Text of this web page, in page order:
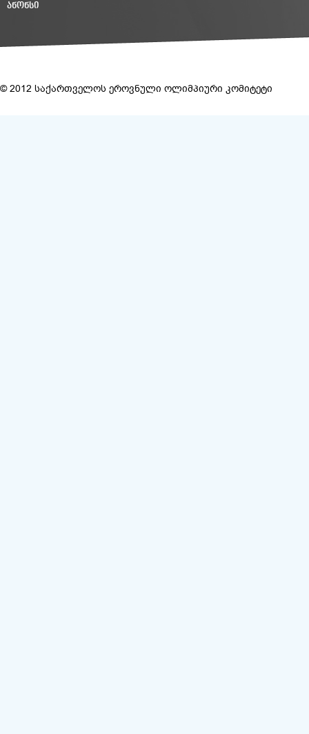
ᲐᲜᲝᲜᲡᲘ
© 2012 საქართველოს ეროვნული ოლიმპიური კომიტეტი